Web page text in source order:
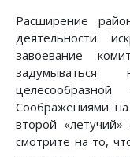
Расширение
деятельности
завоевание
задумываться
Соображениями
второй
смотрите на то,